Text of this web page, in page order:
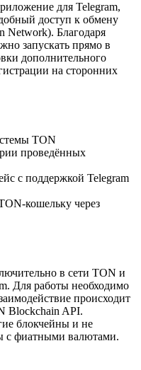
для Telegram,
доступ к обмену
Network). Благодаря
запускать прямо в
дополнительного
на сторонних
TON
проведённых
с поддержкой Telegram
кошельку через
в сети TON и
Для работы необходимо
происходит
Blockchain API.
блокчейны и не
с фиатными валютами.